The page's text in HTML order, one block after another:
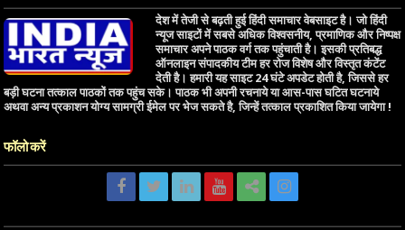
देश में तेजी से बढ़ती हुई हिंदी समाचार वेबसाइट है। जो हिंदी
न्यूज साइटों में सबसे अधिक विश्वसनीय, प्रमाणिक और निष्पक्ष
समाचार अपने पाठक वर्ग तक पहुंचाती है। इसकी प्रतिबद्ध
ऑनलाइन संपादकीय टीम हर रोज विशेष और विस्तृत कंटेंट
देती है। हमारी यह साइट 24 घंटे अपडेट होती है, जिससे हर
बड़ी घटना तत्काल पाठकों तक पहुंच सके। पाठक भी अपनी रचनाये या आस-पास घटित घटनाये
अथवा अन्य प्रकाशन योग्य सामग्री ईमेल पर भेज सकते है, जिन्हें तत्काल प्रकाशित किया जायेगा !
फॉलो करें